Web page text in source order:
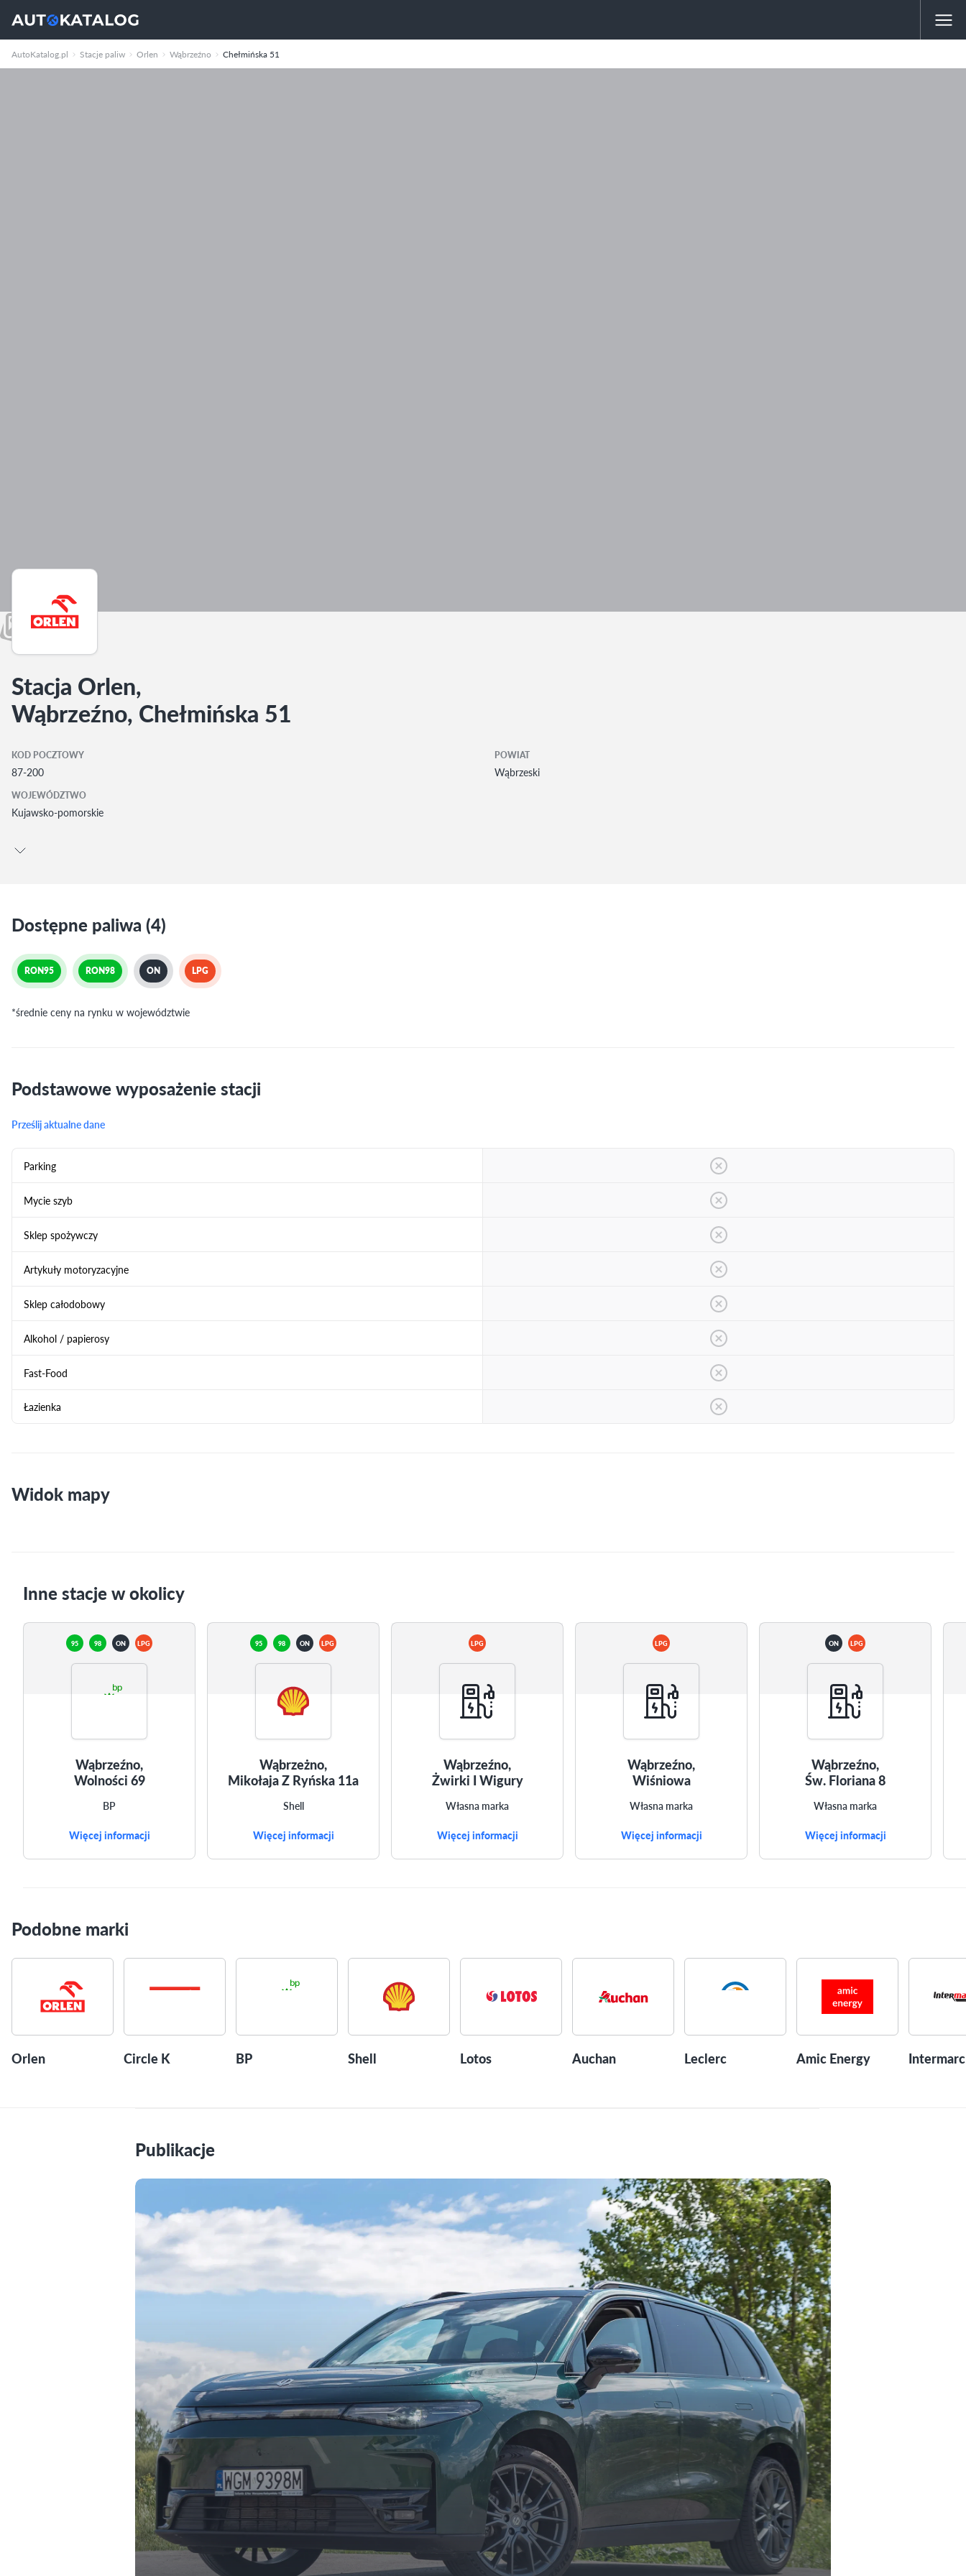
AutoKatalog.pl Stacje paliw Orlen Wąbrzeźno Chełmińska 51
Stacja Orlen,
Wąbrzeźno, Chełmińska 51
KOD POCZTOWY
87-200
POWIAT
Wąbrzeski
WOJEWÓDZTWO
Kujawsko-pomorskie
Dostępne paliwa (4)
RON95 RON98 ON LPG
*średnie ceny na rynku w województwie
Podstawowe wyposażenie stacji
Prześlij aktualne dane
Parking
Mycie szyb
Sklep spożywczy
Artykuły motoryzacyjne
Sklep całodobowy
Alkohol / papierosy
Fast-Food
Łazienka
Widok mapy
Inne stacje w okolicy
95 98 ON LPG
Wąbrzeźno,
Wolności 69
BP
Więcej informacji
95 98 ON LPG
Wąbrzeżno,
Mikołaja Z Ryńska 11a
Shell
Więcej informacji
LPG
Wąbrzeźno,
Żwirki I Wigury
Własna marka
Więcej informacji
LPG
Wąbrzeźno,
Wiśniowa
Własna marka
Więcej informacji
ON LPG
Wąbrzeźno,
Św. Floriana 8
Własna marka
Więcej informacji
Podobne marki
Orlen Circle K BP Shell Lotos Auchan Leclerc Amic Energy
Publikacje